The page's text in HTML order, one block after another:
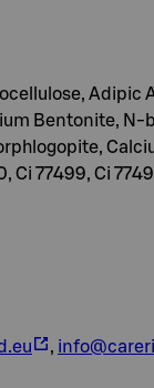
Bentonite,
Ci 77499, Ci
,